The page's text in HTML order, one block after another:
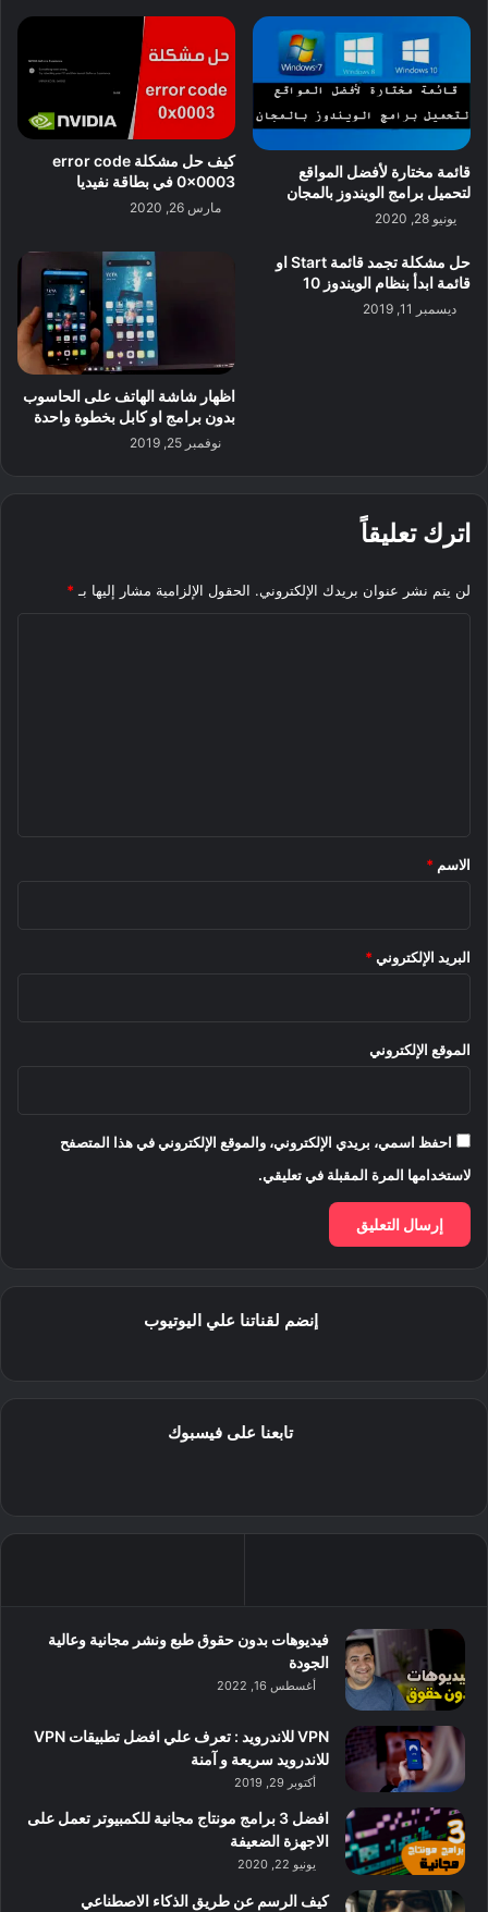
قائمة مختارة لأفضل المواقع
لتحميل برامج الويندوز بالمجان
يونيو 28, 2020
كيف حل مشكلة error code
0x0003 في بطاقة نفيديا
مارس 26, 2020
حل مشكلة تجمد قائمة Start او
قائمة ابدأ بنظام الويندوز 10
ديسمبر 11, 2019
اظهار شاشة الهاتف على الحاسوب
بدون برامج او كابل بخطوة واحدة
نوفمبر 25, 2019
اترك تعليقاً
لن يتم نشر عنوان بريدك الإلكتروني. الحقول الإلزامية مشار إليها بـ *
*
الاسم *
البريد الإلكتروني *
الموقع الإلكتروني
احفظ اسمي، بريدي الإلكتروني، والموقع الإلكتروني في هذا المتصفح
لاستخدامها المرة المقبلة في تعليقي.
إنضم لقناتنا علي اليوتيوب
تابعنا على فيسبوك
فيديوهات بدون حقوق طبع ونشر مجانية وعالية
الجودة
أغسطس 16, 2022
VPN للاندرويد : تعرف علي افضل تطبيقات VPN
للاندرويد سريعة و آمنة
أكتوبر 29, 2019
افضل 3 برامج مونتاج مجانية للكمبيوتر تعمل على
الاجهزة الضعيفة
يونيو 22, 2020
كيف الرسم عن طريق الذكاء الاصطناعي